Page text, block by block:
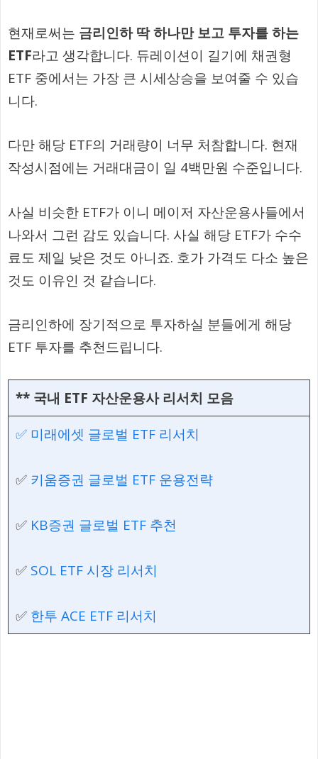
현재로써는 금리인하 딱 하나만 보고 투자를 하는
ETF라고 생각합니다. 듀레이션이 길기에 채권형
ETF 중에서는 가장 큰 시세상승을 보여줄 수 있습
니다.
다만 해당 ETF의 거래량이 너무 처참합니다. 현재
작성시점에는 거래대금이 일 4백만원 수준입니다.
사실 비슷한 ETF가 이니 메이저 자산운용사들에서
나와서 그런 감도 있습니다. 사실 해당 ETF가 수수
료도 제일 낮은 것도 아니죠. 호가 가격도 다소 높은
것도 이유인 것 같습니다.
금리인하에 장기적으로 투자하실 분들에게 해당
ETF 투자를 추천드립니다.
** 국내 ETF 자산운용사 리서치 모음
✅ 미래에셋 글로벌 ETF 리서치
✅ 키움증권 글로벌 ETF 운용전략
✅ KB증권 글로벌 ETF 추천
✅ SOL ETF 시장 리서치
✅ 한투 ACE ETF 리서치